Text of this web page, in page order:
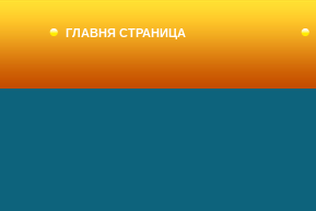
ГЛАВНЯ СТРАНИЦА